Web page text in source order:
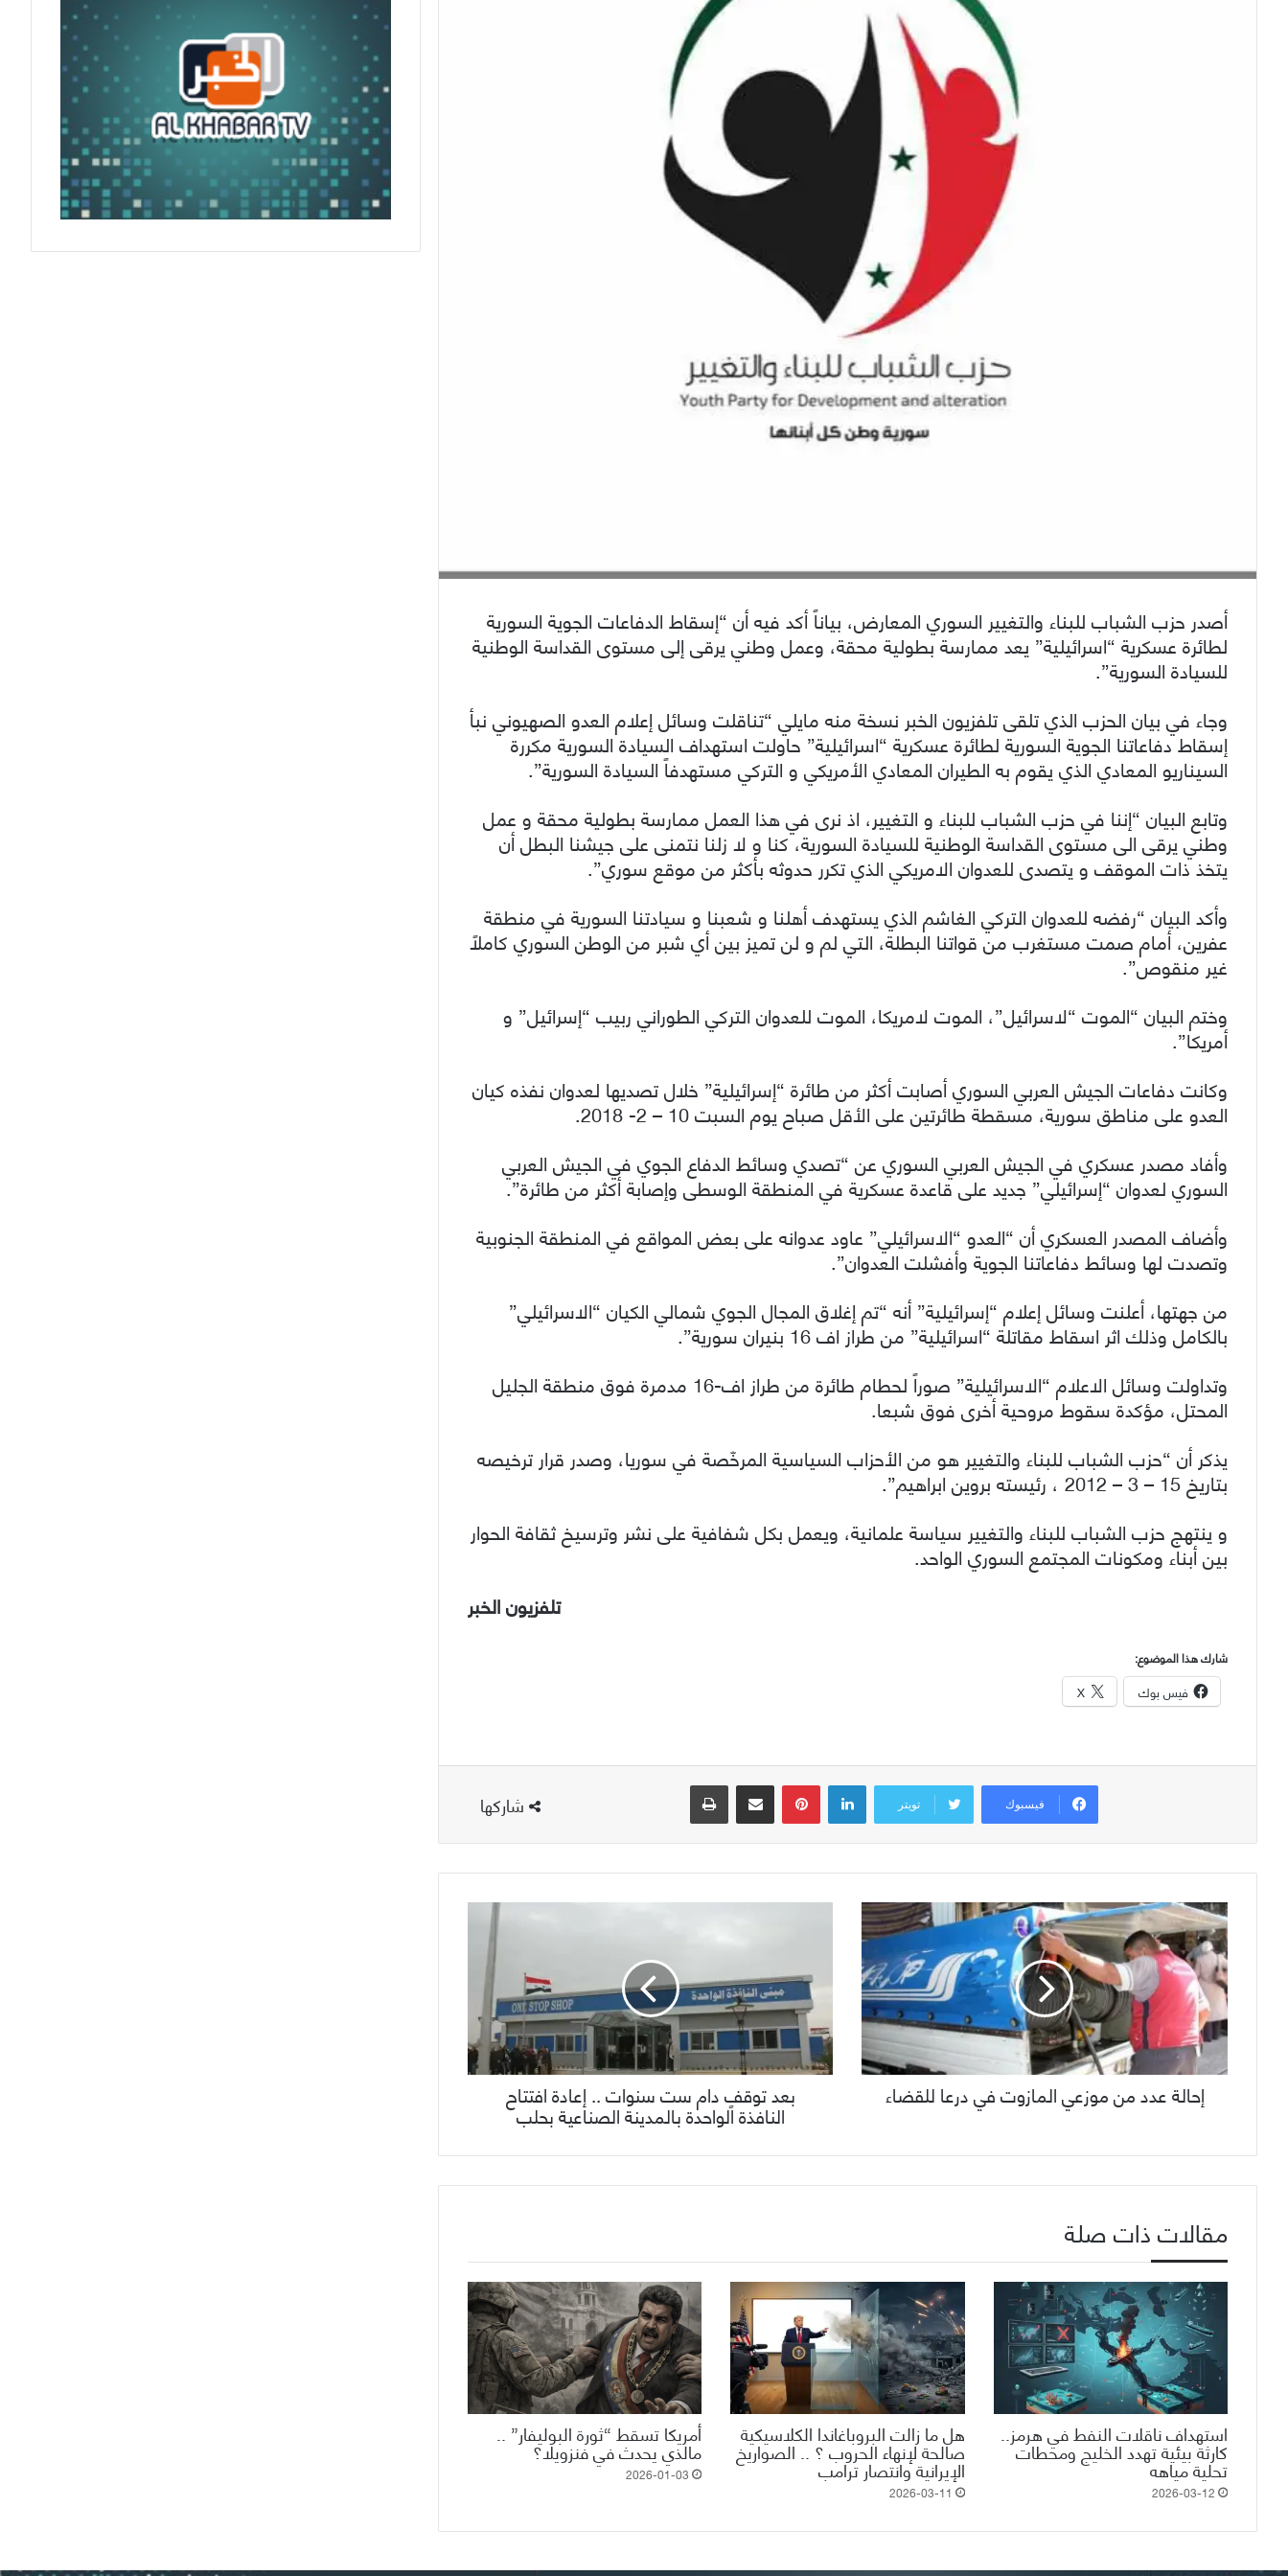
أصدر حزب الشباب للبناء والتغيير السوري المعارض، بياناً أكد فيه أن “إسقاط الدفاعات الجوية السورية
لطائرة عسكرية “اسرائيلية” يعد ممارسة بطولية محقة، وعمل وطني يرقى إلى مستوى القداسة الوطنية
للسيادة السورية”.
وجاء في بيان الحزب الذي تلقى تلفزيون الخبر نسخة منه مايلي “تناقلت وسائل إعلام العدو الصهيوني نبأ
إسقاط دفاعاتنا الجوية السورية لطائرة عسكرية “اسرائيلية” حاولت استهداف السيادة السورية مكررة
السيناريو المعادي الذي يقوم به الطيران المعادي الأمريكي و التركي مستهدفاً السيادة السورية”.
وتابع البيان “إننا في حزب الشباب للبناء و التغيير، اذ نرى في هذا العمل ممارسة بطولية محقة و عمل
وطني يرقى الى مستوى القداسة الوطنية للسيادة السورية، كنا و لا زلنا نتمنى على جيشنا البطل أن
يتخذ ذات الموقف و يتصدى للعدوان الامريكي الذي تكرر حدوثه بأكثر من موقع سوري”.
وأكد البيان “رفضه للعدوان التركي الغاشم الذي يستهدف أهلنا و شعبنا و سيادتنا السورية في منطقة
عفرين، أمام صمت مستغرب من قواتنا البطلة، التي لم و لن تميز بين أي شبر من الوطن السوري كاملاً
غير منقوص”.
وختم البيان “الموت “لاسرائيل”، الموت لامريكا، الموت للعدوان التركي الطوراني ربيب “إسرائيل” و
أمريكا”.
وكانت دفاعات الجيش العربي السوري أصابت أكثر من طائرة “إسرائيلية” خلال تصديها لعدوان نفذه كيان
العدو على مناطق سورية، مسقطة طائرتين على الأقل صباح يوم السبت 10 – 2- 2018.
وأفاد مصدر عسكري في الجيش العربي السوري عن “تصدي وسائط الدفاع الجوي في الجيش العربي
السوري لعدوان “إسرائيلي” جديد على قاعدة عسكرية في المنطقة الوسطى وإصابة أكثر من طائرة”.
وأضاف المصدر العسكري أن “العدو “الاسرائيلي” عاود عدوانه على بعض المواقع في المنطقة الجنوبية
وتصدت لها وسائط دفاعاتنا الجوية وأفشلت العدوان”.
من جهتها، أعلنت وسائل إعلام “إسرائيلية” أنه “تم إغلاق المجال الجوي شمالي الكيان “الاسرائيلي”
بالكامل وذلك اثر اسقاط مقاتلة “اسرائيلية” من طراز اف 16 بنيران سورية”.
وتداولت وسائل الاعلام “الاسرائيلية” صوراً لحطام طائرة من طراز اف-16 مدمرة فوق منطقة الجليل
المحتل، مؤكدة سقوط مروحية أخرى فوق شبعا.
يذكر أن “حزب الشباب للبناء والتغيير هو من الأحزاب السياسية المرخّصة في سوريا، وصدر قرار ترخيصه
بتاريخ 15 – 3 – 2012 ، رئيسته بروين ابراهيم”.
و ينتهج حزب الشباب للبناء والتغيير سياسة علمانية، ويعمل بكل شفافية على نشر وترسيخ ثقافة الحوار
بين أبناء ومكونات المجتمع السوري الواحد.
تلفزيون الخبر
شارك هذا الموضوع:
فيس بوك X
شاركها فيسبوك تويتر
لينكدإن بينتيريست مشاركة عبر البريد طباعة
إحالة عدد من موزعي المازوت في درعا للقضاء بعد توقفٍ دام ست سنوات .. إعادة افتتاح
النافذة الواحدة بالمدينة الصناعية بحلب
مقالات ذات صلة
استهداف ناقلات النفط في هرمز..
كارثة بيئية تهدد الخليج ومحطات
تحلية مياهه
2026-03-12
هل ما زالت البروباغاندا الكلاسيكية
صالحة لإنهاء الحروب ؟ .. الصواريخ
الإيرانية وانتصار ترامب
2026-03-11
أمريكا تسقط “ثورة البوليفار” ..
مالذي يحدث في فنزويلا؟
2026-01-03